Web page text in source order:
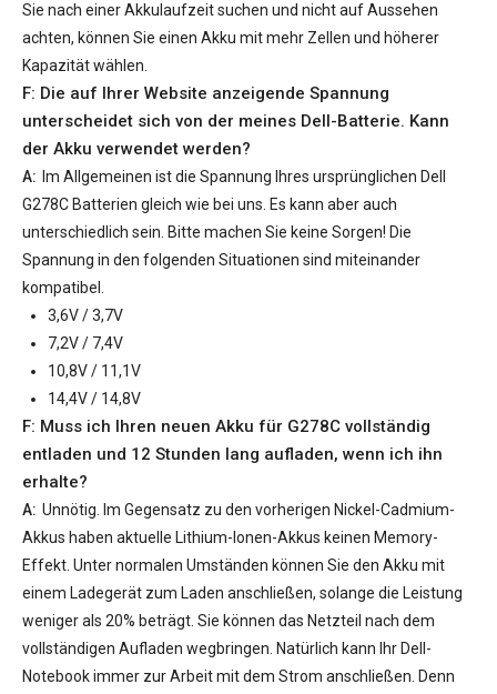
Sie nach einer Akkulaufzeit suchen und nicht auf Aussehen
achten, können Sie einen Akku mit mehr Zellen und höherer
Kapazität wählen.
F: Die auf Ihrer Website anzeigende Spannung
unterscheidet sich von der meines Dell-Batterie. Kann
der Akku verwendet werden?
A: Im Allgemeinen ist die Spannung Ihres ursprünglichen Dell
G278C Batterien gleich wie bei uns. Es kann aber auch
unterschiedlich sein. Bitte machen Sie keine Sorgen! Die
Spannung in den folgenden Situationen sind miteinander
kompatibel.
3,6V / 3,7V
7,2V / 7,4V
10,8V / 11,1V
14,4V / 14,8V
F: Muss ich Ihren neuen Akku für G278C vollständig
entladen und 12 Stunden lang aufladen, wenn ich ihn
erhalte?
A: Unnötig. Im Gegensatz zu den vorherigen Nickel-Cadmium-
Akkus haben aktuelle Lithium-Ionen-Akkus keinen Memory-
Effekt. Unter normalen Umständen können Sie den Akku mit
einem Ladegerät zum Laden anschließen, solange die Leistung
weniger als 20% beträgt. Sie können das Netzteil nach dem
vollständigen Aufladen wegbringen. Natürlich kann Ihr Dell-
Notebook immer zur Arbeit mit dem Strom anschließen. Denn